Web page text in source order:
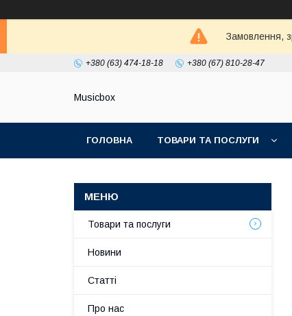
Замовлення,
+380 (63) 474-18-18 +380 (67) 810-28-47
Musicbox
ГОЛОВНА ТОВАРИ ТА ПОСЛУГИ
Товари та послуги
Новини
Статті
Про нас